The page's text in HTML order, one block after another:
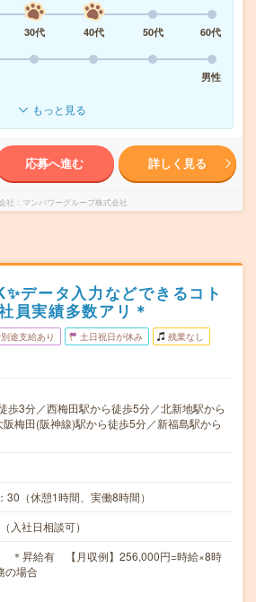
30代 40代 50代
60代
男性
もっと見る
応募へ進む 詳しく見る
社 マンパワーグループ株式会社
データ入力などできるコト
員実績多数アリ＊
途支給あり 土日祝日が休み 残業なし
歩3分／西梅田駅から徒歩5分／北新地駅から
梅田(阪神線)駅から徒歩5分／新福島駅から
30（休憩1時間、実働8時間）
入社日相談可）
＊昇給有 【月収例】256,000円=時給×8時
の場合